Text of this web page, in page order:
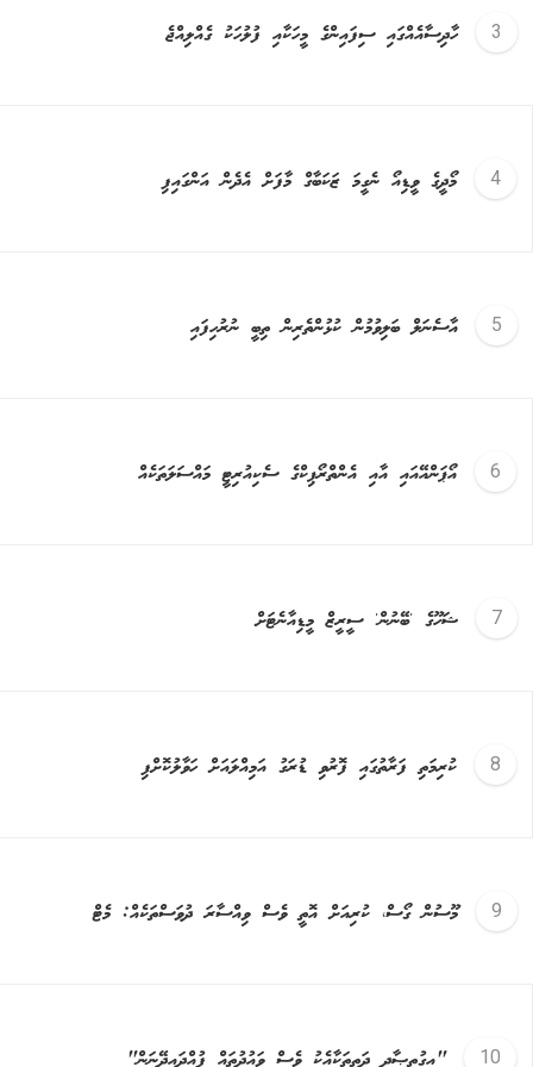
ހާދިސާއެއްގައި ސިފައިންގެ މީހަކާއި ފުލުހަކު ގެއްލިއްޖެ
މޯދީގެ ވީޑިއޯ ނެގީމަ ޒަކަބާގް މާފަށް އެދެން އަންގައިފި
އާސެނަލް ބަލިވުމުން ކުޅުންތެރިން ތިބީ ނުރުހިފައި
އޯޕަންއޭއައި އާއި އެންތްރޯޕިކްގެ ސެކިއުރިޓީ މައްސަލަތަކެއް
ޝަހޫގެ 'ބޭނުން' ސީރީޒް މީޑިއާނެޓަށް
ކުރިމަތި ފަރާތުގައި ފޮރުވި ޑުރަގު އަމިއްލައަށް ހަވާލުކޮށްފި
މޫސުން ގޯސް، ކުރިއަށް އޮތީ ވެސް ވިއްސާރަ ދުވަސްތަކެއް: މެޓް
"އިގުތިޞާދީ ދަތިތަކާއެކު ވެސް ވައުދުތައް ފުއްދައިދޭނަން"